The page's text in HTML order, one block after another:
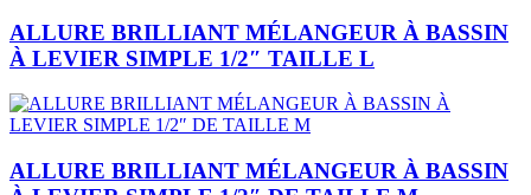
ALLURE BRILLIANT MÉLANGEUR À BASSIN
À LEVIER SIMPLE 1/2″ TAILLE L
ALLURE BRILLIANT MÉLANGEUR À BASSIN